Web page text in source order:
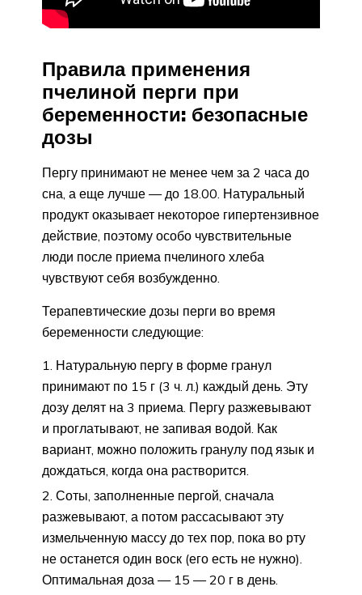
Правила применения
пчелиной перги при
беременности: безопасные
дозы
Пергу принимают не менее чем за 2 часа до
сна, а еще лучше — до 18.00. Натуральный
продукт оказывает некоторое гипертензивное
действие, поэтому особо чувствительные
люди после приема пчелиного хлеба
чувствуют себя возбужденно.
Терапевтические дозы перги во время
беременности следующие:
Натуральную пергу в форме гранул
принимают по 15 г (3 ч. л.) каждый день. Эту
дозу делят на 3 приема. Пергу разжевывают
и проглатывают, не запивая водой. Как
вариант, можно положить гранулу под язык и
дождаться, когда она растворится.
Соты, заполненные пергой, сначала
разжевывают, а потом рассасывают эту
измельченную массу до тех пор, пока во рту
не останется один воск (его есть не нужно).
Оптимальная доза — 15 — 20 г в день.